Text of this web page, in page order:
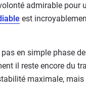
admirable pour
est
pas en simple phase
il reste encore du
maximale, mais